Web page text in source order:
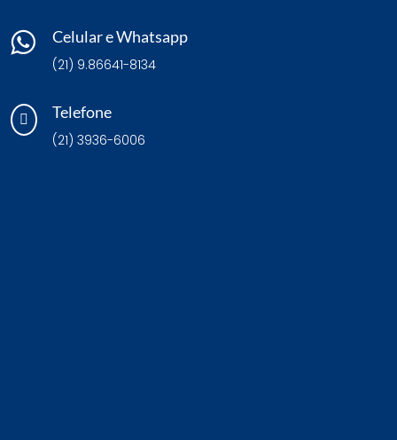
 Celular e Whatsapp
(21) 9.86641-8134
 Telefone
(21) 3936-6006